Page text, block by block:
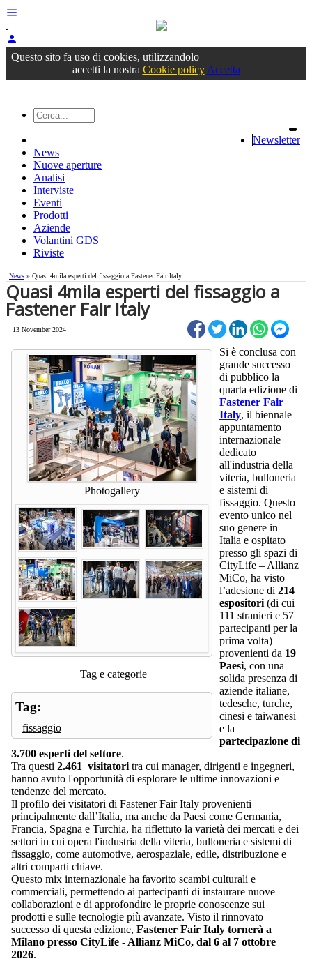
menu
person
Accedioppure registrati
Questo sito fa uso di cookies, utilizzandolo
accetti la nostra Cookie policy Accetta
Newsletter
News
Nuove aperture
Analisi
Interviste
Eventi
Prodotti
Aziende
Volantini GDS
Riviste
News » Quasi 4mila esperti del fissaggio a Fastener Fair Italy
Quasi 4mila esperti del fissaggio a
Fastener Fair Italy
13 November 2024
Photogallery
Tag e categorie
Tag:
fissaggio
Si è conclusa con
grande successo
di pubblico la
quarta edizione di
Fastener Fair
Italy, il biennale
appuntamento
internazionale
dedicato
all'industria della
viteria, bulloneria
e sistemi di
fissaggio. Questo
evento unico nel
suo genere in
Italia e ospitato
presso gli spazi di
CityLife – Allianz
MiCo, ha visto
l’adesione di 214
espositori (di cui
111 stranieri e 57
partecipanti per la
prima volta)
provenienti da 19
Paesi, con una
solida presenza di
aziende italiane,
tedesche, turche,
cinesi e taiwanesi
e la
partecipazione di
3.700 esperti del settore.
Tra questi 2.461 visitatori tra cui manager, dirigenti e ingegneri,
hanno avuto l'opportunità di esplorare le ultime innovazioni e
tendenze del mercato.
Il profilo dei visitatori di Fastener Fair Italy provenienti
principalmente dall’Italia, ma anche da Paesi come Germania,
Francia, Spagna e Turchia, ha riflettuto la varietà dei mercati e dei
settori in cui opera l'industria della viteria, bulloneria e sistemi di
fissaggio, come automotive, aerospaziale, edile, distribuzione e
altri comparti chiave.
Questo mix internazionale ha favorito scambi culturali e
commerciali, permettendo ai partecipanti di instaurare nuove
collaborazioni e di approfondire le proprie conoscenze sui
prodotti e sulle tecnologie più avanzate. Visto il rinnovato
successo di questa edizione, Fastener Fair Italy tornerà a
Milano presso CityLife - Allianz MiCo, dal 6 al 7 ottobre
2026.